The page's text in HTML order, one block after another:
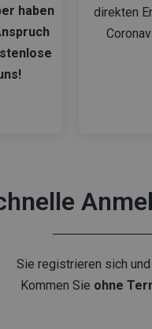
haben
direkten
Sie registrieren sich
Kommen Sie ohne